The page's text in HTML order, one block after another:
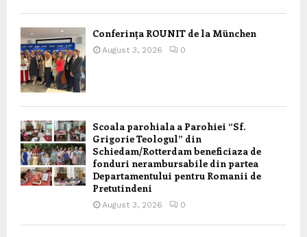
Conferința ROUNIT de la München
August 3, 2026 0
Scoala parohiala a Parohiei “Sf.
Grigorie Teologul” din
Schiedam/Rotterdam beneficiaza de
fonduri nerambursabile din partea
Departamentului pentru Romanii de
Pretutindeni
August 3, 2026 0